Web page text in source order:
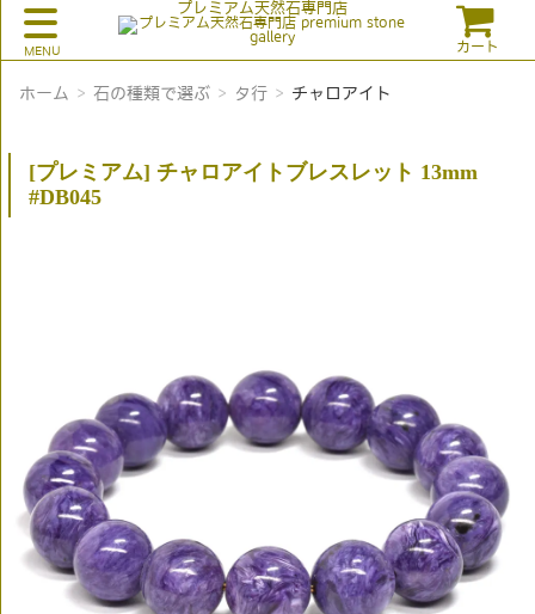
プレミアム天然石専門店
カート
ホーム 石の種類で選ぶ タ行 チャロアイト
[プレミアム] チャロアイトブレスレット 13mm
#DB045